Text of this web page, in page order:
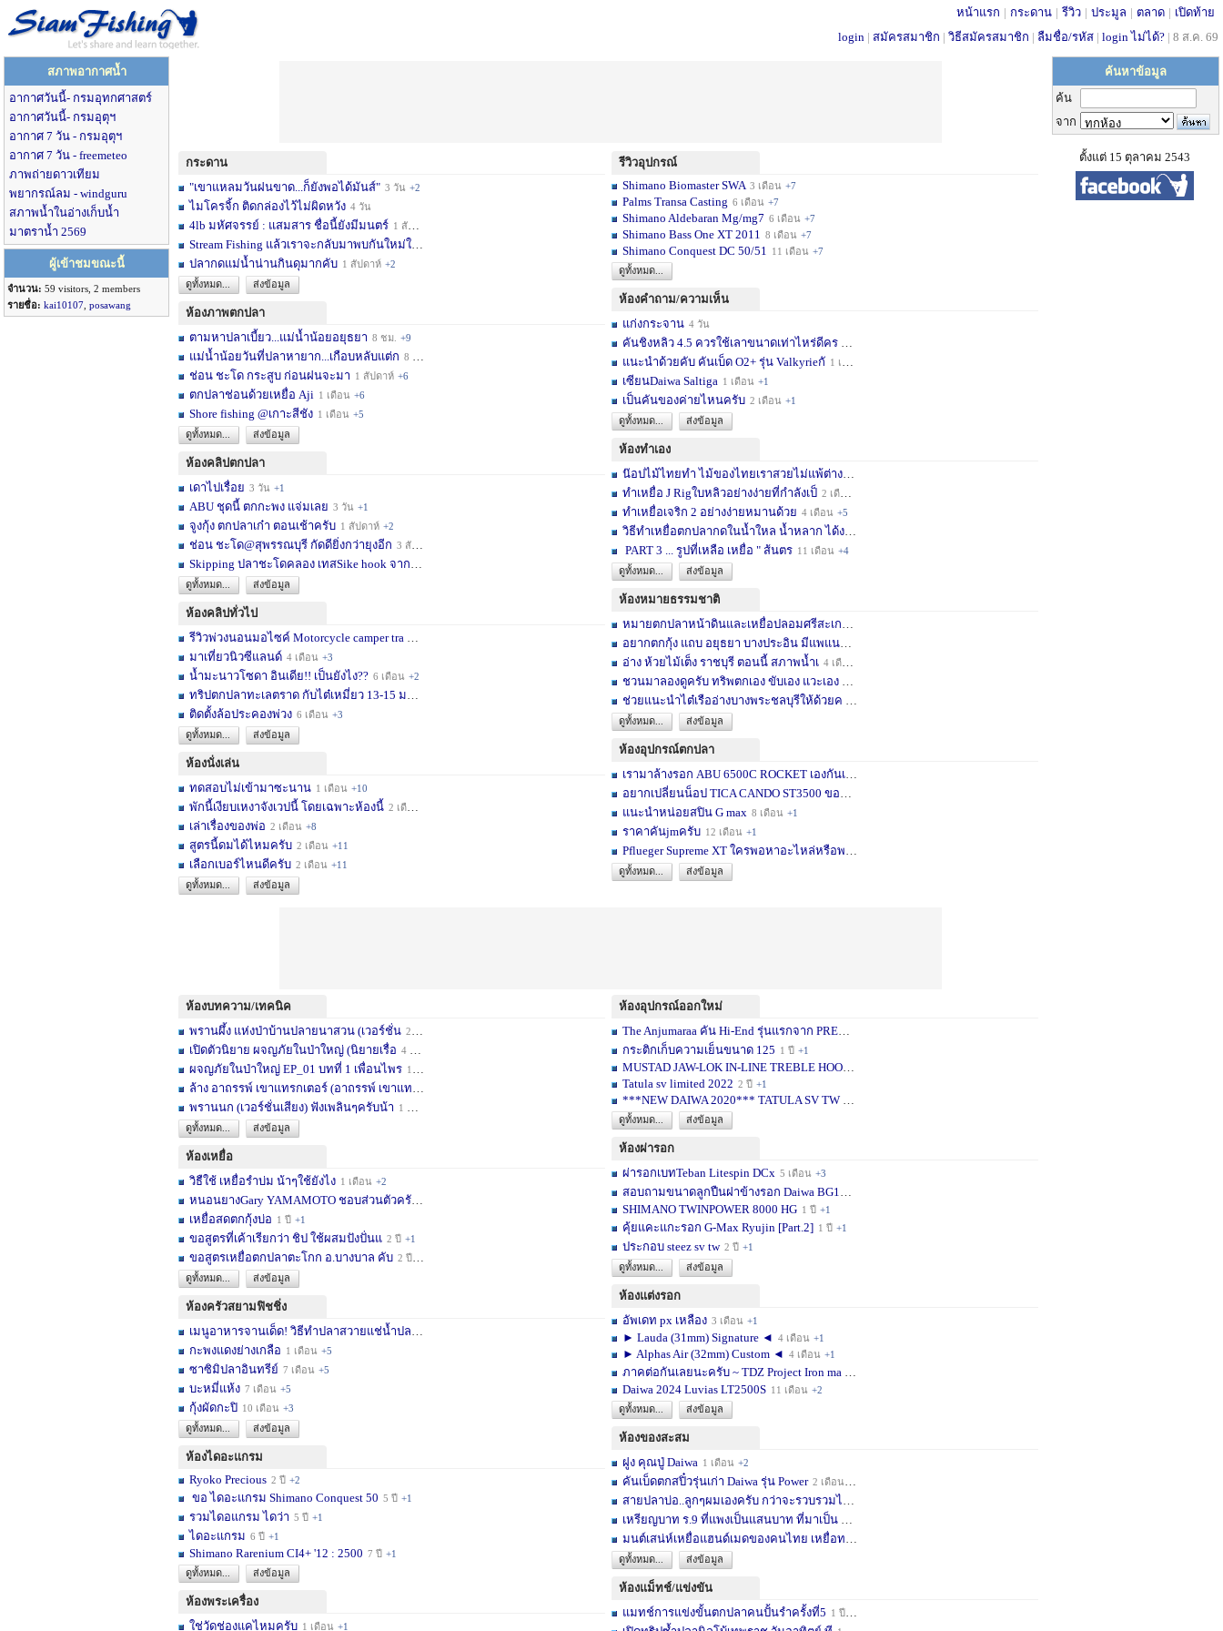
หน้าแรก | กระดาน | รีวิว | ประมูล | ตลาด | เปิดท้าย
login | สมัครสมาชิก | วิธีสมัครสมาชิก | ลืมชื่อ/รหัส | login ไม่ได้? | 8 ส.ค. 69
สภาพอากาศน้ำ
อากาศวันนี้- กรมอุทกศาสตร์
อากาศวันนี้- กรมอุตุฯ
อากาศ 7 วัน - กรมอุตุฯ
อากาศ 7 วัน - freemeteo
ภาพถ่ายดาวเทียม
พยากรณ์ลม - windguru
สภาพน้ำในอ่างเก็บน้ำ
มาตราน้ำ 2569
ผู้เข้าชมขณะนี้
จำนวน: 59 visitors, 2 members
รายชื่อ: kai10107 posawang
กระดาน
"เขาแหลมวันฝนขาด...ก็ยังพอได้มันส์" 3 วัน +2
ไมโครจิ้ก ติดกล่องไว้ไม่ผิดหวัง 4 วัน
4lb มหัศจรรย์ : แสมสาร ชื่อนี้ยังมีมนตร์ 1 สัปดาห์
Stream Fishing แล้วเราจะกลับมาพบกันใหม่ใ
ปลากดแม่น้ำน่านกินดุมากคับ 1 สัปดาห์ +2
ดูทั้งหมด...
ส่งข้อมูล
ห้องภาพตกปลา
ตามหาปลาเบี้ยว...แม่น้ำน้อยอยุธยา 8 ชม. +9
แม่น้ำน้อยวันที่ปลาหายาก...เกือบหลับแต่ก 8 ชม.
ช่อน ชะโด กระสูบ ก่อนฝนจะมา 1 สัปดาห์ +6
ตกปลาช่อนด้วยเหยื่อ Aji 1 เดือน +6
Shore fishing @เกาะสีชัง 1 เดือน +5
ดูทั้งหมด...
ส่งข้อมูล
ห้องคลิปตกปลา
เดาไปเรื่อย 3 วัน +1
ABU ชุดนี้ ตกกะพง แจ่มเลย 3 วัน +1
จูงกุ้ง ตกปลาเก๋า ตอนเช้าครับ 1 สัปดาห์ +2
ช่อน ชะโด@สุพรรณบุรี กัดดียิ่งกว่ายุงอีก 3 สัปดาห์
Skipping ปลาชะโดคลอง เทสSike hook จากLF
ดูทั้งหมด...
ส่งข้อมูล
ห้องคลิปทั่วไป
รีวิวพ่วงนอนมอไซค์ Motorcycle camper tra
มาเที่ยวนิวซีแลนด์ 4 เดือน +3
น้ำมะนาวโซดา อินเดีย!! เป็นยังไง?? 6 เดือน +2
ทริปตกปลาทะเลตราด กับไต๋เหมี่ยว 13-15 มก
ติดตั้งล้อประคองพ่วง 6 เดือน +3
ดูทั้งหมด...
ส่งข้อมูล
ห้องนั่งเล่น
ทดสอบไม่เข้ามาซะนาน 1 เดือน +10
พักนี้เงียบเหงาจังเวปนี้ โดยเฉพาะห้องนี้ 2 เดือน
เล่าเรื่องของพ่อ 2 เดือน +8
สูตรนี้ดมได้ไหมครับ 2 เดือน +11
เลือกเบอร์ไหนดีครับ 2 เดือน +11
ดูทั้งหมด...
ส่งข้อมูล
รีวิวอุปกรณ์
Shimano Biomaster SWA 3 เดือน +7
Palms Transa Casting 6 เดือน +7
Shimano Aldebaran Mg/mg7 6 เดือน +7
Shimano Bass One XT 2011 8 เดือน +7
Shimano Conquest DC 50/51 11 เดือน +7
ดูทั้งหมด...
ห้องคำถาม/ความเห็น
แก่งกระจาน 4 วัน
คันชิงหลิว 4.5 ควรใช้เลาขนาดเท่าไหร่ดีคร
แนะนำด้วยคับ คันเบ็ด O2+ รุ่น Valkyrieกั 1 เดือน
เซียนDaiwa Saltiga 1 เดือน +1
เป็นคันของค่ายไหนครับ 2 เดือน +1
ดูทั้งหมด...
ส่งข้อมูล
ห้องทำเอง
น๊อปไม้ไทยทำ ไม้ของไทยเราสวยไม่แพ้ต่างชา
ทำเหยื่อ J Rigใบหลิวอย่างง่ายที่กำลังเป็ 2 เดือน
ทำเหยื่อเจริก 2 อย่างง่ายหมานด้วย 4 เดือน +5
วิธีทำเหยื่อตกปลากดในน้ำใหล น้ำหลาก ได้ง
PART 3 ... รูปที่เหลือ เหยื่อ " ส้นตร 11 เดือน +4
ดูทั้งหมด...
ส่งข้อมูล
ห้องหมายธรรมชาติ
หมายตกปลาหน้าดินและเหยื่อปลอมศรีสะเกษครั
อยากตกกุ้ง แถบ อยุธยา บางประอิน มีแพแนะน
อ่าง ห้วยไม้เต็ง ราชบุรี ตอนนี้ สภาพน้ำเ 4 เดือน
ชวนมาลองดูครับ ทริพตกเอง ขับเอง แวะเอง จ
ช่วยแนะนำไต๋เรืออ่างบางพระชลบุรีให้ด้วยค
ดูทั้งหมด...
ส่งข้อมูล
ห้องอุปกรณ์ตกปลา
เรามาล้างรอก ABU 6500C ROCKET เองกันเถอ
อยากเปลี่ยนน็อป TICA CANDO ST3500 ขอคำแน
แนะนำหน่อยสปิน G max 8 เดือน +1
ราคาคันjmครับ 12 เดือน +1
Pflueger Supreme XT ใครพอหาอะไหล่หรือพอซ
ดูทั้งหมด...
ส่งข้อมูล
ห้องบทความ/เทคนิค
พรานผึ้ง แห่งป่าบ้านปลายนาสวน (เวอร์ชั่น 2 เดือน
เปิดตัวนิยาย ผจญภัยในป่าใหญ่ (นิยายเรื่อ 4 เดือน
ผจญภัยในป่าใหญ่ EP_01 บทที่ 1 เพื่อนไพร 11 เดือน
ล้าง อาถรรพ์ เขาแทรกเตอร์ (อาถรรพ์ เขาแท
พรานนก (เวอร์ชั่นเสียง) ฟังเพลินๆครับน้า 1 ปี
ดูทั้งหมด...
ส่งข้อมูล
ห้องเหยื่อ
วิธืใช้ เหยื่อรำบ่ม น้าๆใช้ยังไง 1 เดือน +2
หนอนยางGary YAMAMOTO ชอบส่วนตัวครับ... เ
เหยื่อสดตกกุ้งบ่อ 1 ปี +1
ขอสูตรที่เค้าเรียกว่า ชิป ใช้ผสมปังปั่นแ 2 ปี +1
ขอสูตรเหยื่อตกปลาตะโกก อ.บางบาล คับ 2 ปี
ดูทั้งหมด...
ส่งข้อมูล
ห้องครัวสยามฟิชชิ่ง
เมนูอาหารจานเด็ด! วิธีทำปลาสวายแช่น้ำปลา
กะพงแดงย่างเกลือ 1 เดือน +5
ซาซิมิปลาอินทรีย์ 7 เดือน +5
บะหมี่แห้ง 7 เดือน +5
กุ้งผัดกะปิ 10 เดือน +3
ดูทั้งหมด...
ส่งข้อมูล
ห้องไดอะแกรม
Ryoko Precious 2 ปี +2
ขอ ไดอะแกรม Shimano Conquest 50 5 ปี +1
รวมไดอแกรม ไดว่า 5 ปี +1
ไดอะแกรม 6 ปี +1
Shimano Rarenium CI4+ '12 : 2500 7 ปี +1
ดูทั้งหมด...
ส่งข้อมูล
ห้องพระเครื่อง
ใช่วัดช่องแคไหมครับ 1 เดือน +1
ห้องอุปกรณ์ออกใหม่
The Anjumaraa คัน Hi-End รุ่นแรกจาก PREY
กระติกเก็บความเย็นขนาด 125 1 ปี +1
MUSTAD JAW-LOK IN-LINE TREBLE HOOK - 5X
Tatula sv limited 2022 2 ปี +1
***NEW DAIWA 2020*** TATULA SV TW
ดูทั้งหมด...
ส่งข้อมูล
ห้องผ่ารอก
ผ่ารอกเบทTeban Litespin DCx 5 เดือน +3
สอบถามขนาดลูกปืนฝาข้างรอก Daiwa BG10
SHIMANO TWINPOWER 8000 HG 1 ปี +1
คุ้ยแคะแกะรอก G-Max Ryujin [Part.2] 1 ปี +1
ประกอบ steez sv tw 2 ปี +1
ดูทั้งหมด...
ส่งข้อมูล
ห้องแต่งรอก
อัพเดท px เหลือง 3 เดือน +1
► Lauda (31mm) Signature ◄ 4 เดือน +1
► Alphas Air (32mm) Custom ◄ 4 เดือน +1
ภาคต่อกันเลยนะครับ ~ TDZ Project Iron ma
Daiwa 2024 Luvias LT2500S 11 เดือน +2
ดูทั้งหมด...
ส่งข้อมูล
ห้องของสะสม
ฝูง คุณปู่ Daiwa 1 เดือน +2
คันเบ็ดตกสปิ๋วรุ่นเก่า Daiwa รุ่น Power 2 เดือน
สายปลาบ่อ..ลูกๆผมเองครับ กว่าจะรวบรวมได้
เหรียญบาท ร.9 ที่แพงเป็นแสนบาท ที่มาเป็น
มนต์เสน่ห์เหยื่อแฮนด์เมดของคนไทย เหยื่อท
ดูทั้งหมด...
ส่งข้อมูล
ห้องแม็ทช์/แข่งขัน
แมทช์การแข่งขั้นตกปลาคนปั้นรำครั้งที่5 1 ปี
ค้นหาข้อมูล
ค้น
จาก
ตั้งแต่ 15 ตุลาคม 2543